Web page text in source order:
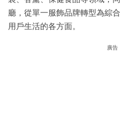
廳，從單一服飾品牌轉型為綜
用戶生活的各方面。
廣告